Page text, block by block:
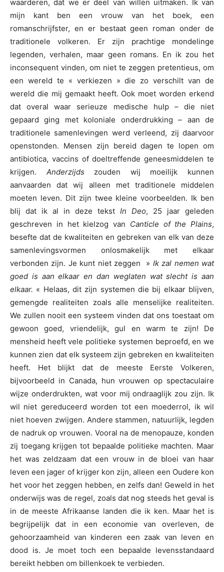
waarderen, dat we er deel van willen uitmaken. Ik van
mijn kant ben een vrouw van het boek, een
romanschrijfster, en er bestaat geen roman onder de
traditionele volkeren. Er zijn prachtige mondelinge
legenden, verhalen, maar geen romans. En ik zou het
inconsequent vinden, om niet te zeggen pretentieus, om
een wereld te « verkiezen » die zo verschilt van de
wereld die mij gemaakt heeft. Ook moet worden erkend
dat overal waar serieuze medische hulp – die niet
gepaard ging met koloniale onderdrukking – aan de
traditionele samenlevingen werd verleend, zij daarvoor
openstonden. Mensen zijn bereid dagen te lopen om
antibiotica, vaccins of doeltreffende geneesmiddelen te
krijgen. Anderzijds zouden wij moeilijk kunnen
aanvaarden dat wij alleen met traditionele middelen
moeten leven. Dit zijn twee kleine voorbeelden. Ik ben
blij dat ik al in deze tekst In Deo, 25 jaar geleden
geschreven in het kielzog van Canticle of the Plains,
besefte dat de kwaliteiten en gebreken van elk van deze
samenlevingsvormen onlosmakelijk met elkaar
verbonden zijn. Je kunt niet zeggen » Ik zal nemen wat
goed is aan elkaar en dan weglaten wat slecht is aan
elkaar. « Helaas, dit zijn systemen die bij elkaar blijven,
gemengde realiteiten zoals alle menselijke realiteiten.
We zullen nooit een systeem vinden dat ons toestaat om
gewoon goed, vriendelijk, gul en warm te zijn! De
mensheid heeft vele politieke systemen beproefd, en we
kunnen zien dat elk systeem zijn gebreken en kwaliteiten
heeft. Het blijkt dat de meeste Eerste Volkeren,
bijvoorbeeld in Canada, hun vrouwen op spectaculaire
wijze onderdrukten, wat voor mij ondraaglijk zou zijn. Ik
wil niet gereduceerd worden tot een moederrol, ik wil
niet hoeven zwijgen. Andere stammen, natuurlijk, legden
de nadruk op vrouwen. Vooral na de menopauze, konden
zij toegang krijgen tot bepaalde politieke machten. Maar
het was zeldzaam dat een vrouw in de bloei van haar
leven een jager of krijger kon zijn, alleen een Oudere kon
het voor het zeggen hebben, en zelfs dan! Geweld in het
onderwijs was de regel, zoals dat nog steeds het geval is
in de meeste Afrikaanse landen die ik ken. Maar het is
begrijpelijk dat in een economie van overleven, de
gehoorzaamheid van kinderen een zaak van leven en
dood is. Je moet toch een bepaalde levensstandaard
bereikt hebben om billenkoek te verbieden.